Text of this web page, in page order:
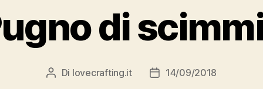
di
Autore
Di lovecrafting.it
Data14/09/2018